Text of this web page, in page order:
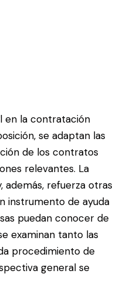
en la contratación
se adaptan las
de los contratos
relevantes. La
además, refuerza otras
instrumento de ayuda
puedan conocer de
examinan tanto las
procedimiento de
general se